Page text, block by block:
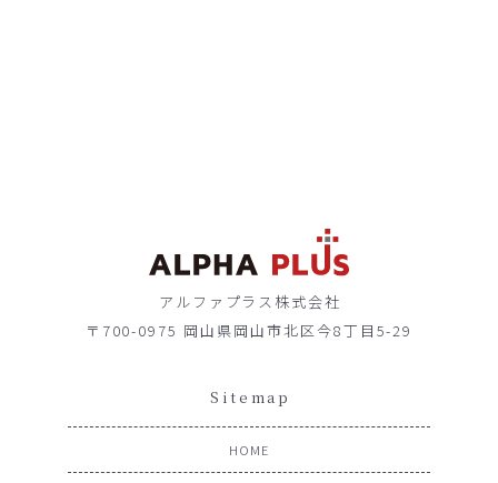
アルファプラス株式会社
〒700-0975 岡山県岡山市北区今8丁目5-29
Sitemap
HOME